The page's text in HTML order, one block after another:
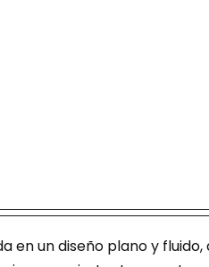
en un diseño plano y